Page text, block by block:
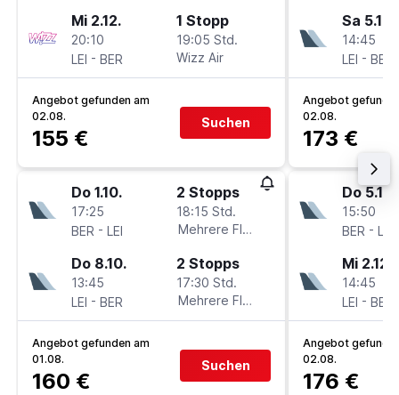
Mi 2.12.
20:10
LEI - BER
1 Stopp
19:05 Std.
Wizz Air
Angebot gefunden am
02.08.
155 €
Suchen
Do 1.10.
17:25
BER - LEI
2 Stopps
18:15 Std.
Mehrere Fluglinien
Do 8.10.
13:45
LEI - BER
2 Stopps
17:30 Std.
Mehrere Fluglinien
Angebot gefunden am
01.08.
160 €
Suchen
Sa 5.12.
14:45
LEI - BER
Angebot
02.08.
173 €
Do 5.11.
15:50
BER - LEI
Mi 2.12.
14:45
LEI - BER
Angebot
02.08.
176 €